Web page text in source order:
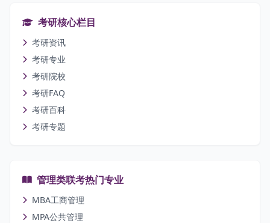
考研核心栏目
考研资讯
考研专业
考研院校
考研FAQ
考研百科
考研专题
管理类联考热门专业
MBA工商管理
MPA公共管理